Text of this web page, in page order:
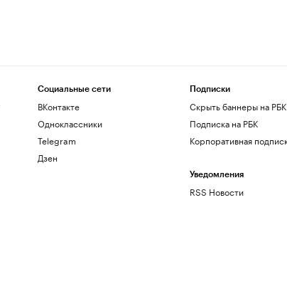
Социальные сети
ВКонтакте
Одноклассники
Telegram
Дзен
Подписки
Скрыть баннеры на РБК
Подписка на РБК
Корпоративная
Уведомления
RSS Новости